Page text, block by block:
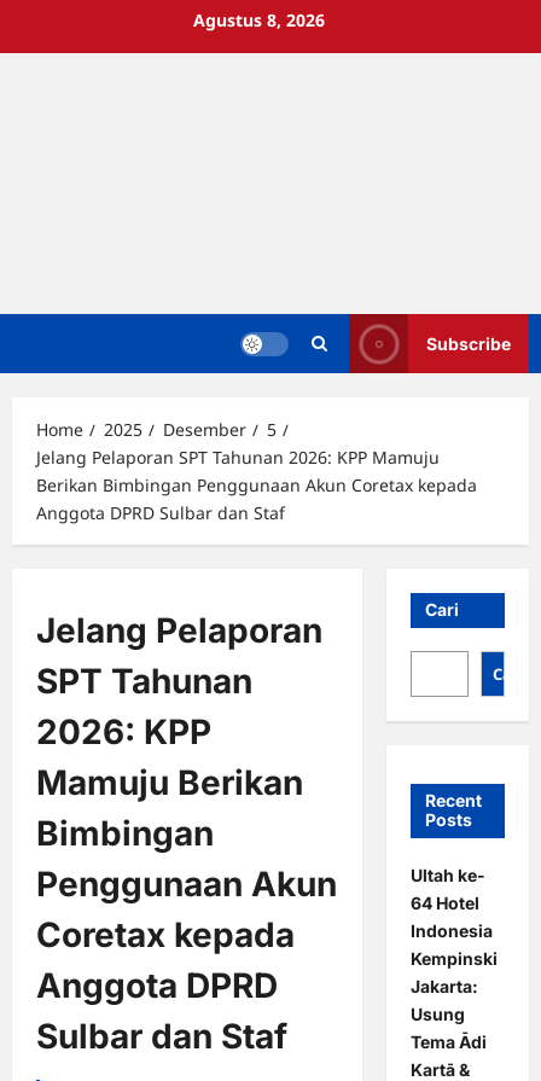
Agustus 8, 2026
Subscribe
Home 2025 Desember
5
Jelang Pelaporan SPT Tahunan 2026: KPP Mamuju
Berikan Bimbingan Penggunaan Akun Coretax kepada
Anggota DPRD Sulbar dan Staf
Jelang Pelaporan
SPT Tahunan
2026: KPP
Mamuju Berikan
Bimbingan
Penggunaan Akun
Coretax kepada
Anggota DPRD
Sulbar dan Staf
Cari
Cari
Recent
Posts
Ultah ke-
64 Hotel
Indonesia
Kempinski
Jakarta:
Usung
Tema Ādi
Kartā &